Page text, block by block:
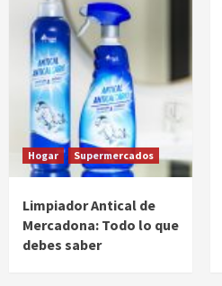
Hogar Supermercados
Limpiador Antical de
Mercadona: Todo lo que
debes saber